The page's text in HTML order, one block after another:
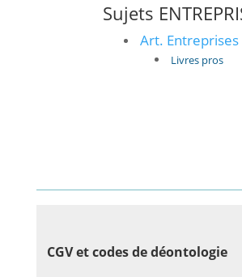
Sujets
Art. Entreprises
Livres pros
CGV et codes de déontologie